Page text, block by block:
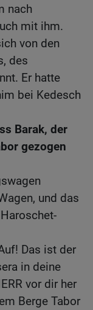
nach
mit ihm.
von den
des
Er hatte
bei Kedesch
Barak, der
gezogen
und das
Das ist der
in deine
vor dir her
Berge Tabor